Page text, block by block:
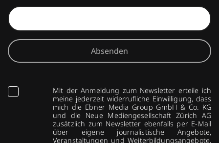
Absenden
Mit der Anmeldung zum Newsletter erteile ich
meine jederzeit widerrufliche Einwilligung, dass
mich die Ebner Media Group GmbH & Co. KG
und die Neue Mediengesellschaft Zürich AG
zusätzlich zum Newsletter ebenfalls per E-Mail
über eigene journalistische Angebote,
Veranstaltungen und Weiterbildungsangebote,